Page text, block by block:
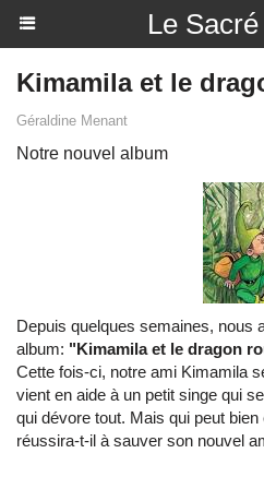
Le
Kimamila et le
Géraldine Menant
Notre nouvel album
Depuis quelques semaines, nous
album: "Kimamila et le dragon
Cette fois-ci, notre ami Kimamila
vient en aide à un petit singe qui
qui dévore tout. Mais qui peut
réussira-t-il à sauver son nouvel